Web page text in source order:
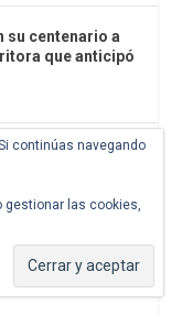
su centenario a
que anticipó
06.
Mapfre.
y tradición en el
1980. Centro
continúas navegando
gestionar las cookies,